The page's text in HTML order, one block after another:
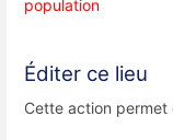
population
Éditer ce lieu
Cette action permet